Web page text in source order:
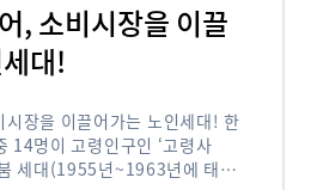
, 소비시장을 이끌
대!
시장을 이끌어가는 노인세대! 한
14명이 고령인구인 ‘고령사
세대(1955년~1963년에 태어